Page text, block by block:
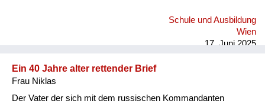
Schule und Ausbildung
Wien
17. Juni 2025
Ein 40 Jahre alter rettender Brief
Frau Niklas
Der Vater der sich mit dem russischen Kommandanten